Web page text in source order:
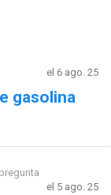
el 6 ago. 25
gasolina
el 5 ago. 25